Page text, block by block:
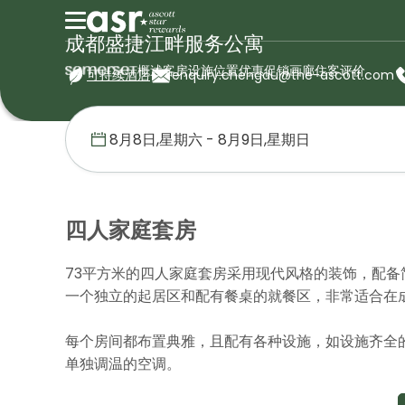
概述客房设施位置优惠促销画廊住客评价
成都盛捷江畔服务公寓
可持续酒店 enquiry.chengdu@the-ascott.com
首页 盛捷服务公寓 中国 成都盛捷江畔服务公寓
四人家庭套房
73平方米的四人家庭套房采用现代风格的装饰，配
一个独立的起居区和配有餐桌的就餐区，非常适合
每个房间都布置典雅，且配有各种设施，如设施齐
单独调温的空调。